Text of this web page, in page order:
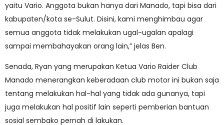
yaitu Vario. Anggota bukan hanya dari Manado, tapi bisa dari
kabupaten/kota se-Sulut. Disini, kami menghimbau agar
semua anggota tidak melakukan ugal-ugalan apalagi
sampai membahayakan orang lain,” jelas Ben.
Senada, Ryan yang merupakan Ketua Vario Raider Club
Manado menerangkan keberadaan club motor ini bukan saja
tentang melakukan hal-hal yang tidak ada gunanya, tapi
juga melakukan hal positif lain seperti pemberian bantuan
sosial sembako pernah di lakukan.